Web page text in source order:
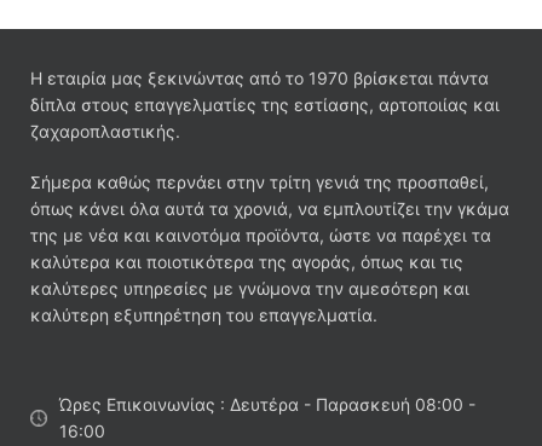
Η εταιρία μας ξεκινώντας από το 1970 βρίσκεται πάντα
δίπλα στους επαγγελματίες της εστίασης, αρτοποιίας και
ζαχαροπλαστικής.
Σήμερα καθώς περνάει στην τρίτη γενιά της προσπαθεί,
όπως κάνει όλα αυτά τα χρονιά, να εμπλουτίζει την γκάμα
της με νέα και καινοτόμα προϊόντα, ώστε να παρέχει τα
καλύτερα και ποιοτικότερα της αγοράς, όπως και τις
καλύτερες υπηρεσίες με γνώμονα την αμεσότερη και
καλύτερη εξυπηρέτηση του επαγγελματία.
Ώρες Επικοινωνίας : Δευτέρα - Παρασκευή 08:00 -
16:00